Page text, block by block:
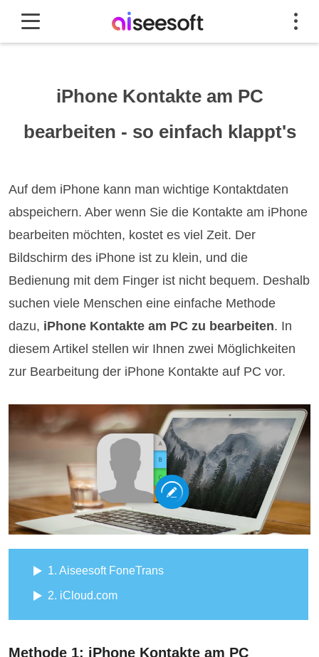
iPhone Kontakte am PC
bearbeiten - so einfach klappt's
Auf dem iPhone kann man wichtige Kontaktdaten
abspeichern. Aber wenn Sie die Kontakte am iPhone
bearbeiten möchten, kostet es viel Zeit. Der
Bildschirm des iPhone ist zu klein, und die
Bedienung mit dem Finger ist nicht bequem. Deshalb
suchen viele Menschen eine einfache Methode
dazu, iPhone Kontakte am PC zu bearbeiten. In
diesem Artikel stellen wir Ihnen zwei Möglichkeiten
zur Bearbeitung der iPhone Kontakte auf PC vor.
1. Aiseesoft FoneTrans
2. iCloud.com
Methode 1: iPhone Kontakte am PC